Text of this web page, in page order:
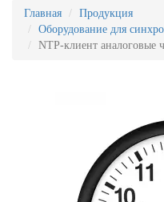
Главная
Продукция
Оборудование для
NTP-клиент аналоговые